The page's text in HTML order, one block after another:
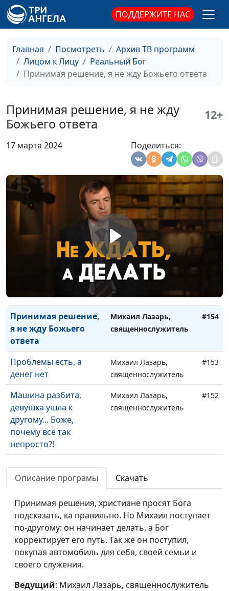
ПОДДЕРЖИТЕ НАС
Главная Посмотреть
Архив ТВ программ
Лицом к Лицу
Реальный Бог
Принимая решение, я не жду Божьего ответа
Принимая решение, я не жду
Божьего ответа
12+
17 марта 2024 Поделиться:
нужны
Мой товарищ умирал
Виктор Крикунов,
христианского
служения
заключенным
#160
прогнозы во время
моей беременности
Спустя годы я читала
Светлана Игнатьева
Как я писала письмо
своему смертельно
Светлана Игнатьева #157
Как обрести духовную
близость? Опыт из
Светлана Игнатьева
Мечтай вместе с
Богом
Михаил Лазарь,
священнослужитель
Принимая решение,
я не жду Божьего
ответа
Михаил Лазарь,
священнослужитель
#154
Проблемы есть, а
денег нет
Михаил Лазарь,
священнослужитель
#153
Машина разбита,
девушка ушла к
другому... Боже,
почему всё так
непросто?!
Михаил Лазарь,
священнослужитель
#152
Возвращение с
детьми: потеряли
психолог, тренер
личностного роста
Чужой город и
отсутствие связи: как
все же встретиться?
Айгуль Иншакова,
психолог, тренер
личностного роста
Мой переезд в
Москву: как найти
квартиру и работу
Айгуль Иншакова,
Описание програмы Скачать
Принимая решения, христиане просят Бога
подсказать, ка правильно. Но Михаил поступает
по-другому: он начинает делать, а Бог
корректирует его путь. Так же он поступил,
покупая автомобиль для себя, своей семьи и
своего служения.
Ведущий: Михаил Лазарь, священнослужитель